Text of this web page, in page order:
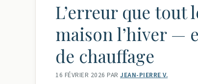
L’erreur que tout
maison l’hiver —
de chauffage
16 FÉVRIER 2026 PAR JEAN-PIERRE V.